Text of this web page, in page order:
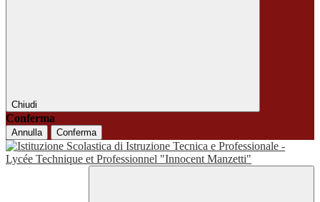
Chiudi
Conferma
Annulla Conferma